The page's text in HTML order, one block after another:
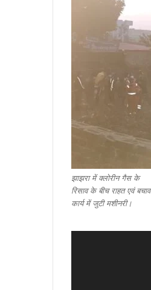
झाझरा में क्लोरीन गैस के
रिसाव के बीच राहत एवं बचाव
कार्य में जुटी मशीनरी।
जवान